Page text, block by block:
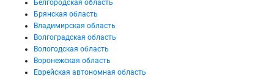
Белгородская область
Брянская область
Владимирская область
Волгоградская область
Вологодская область
Воронежская область
Еврейская автономная область